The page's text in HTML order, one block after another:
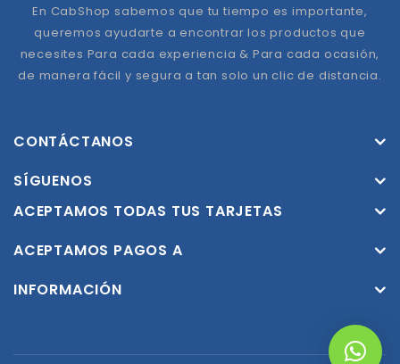
En CabShop sabemos que tu tiempo es importante,
queremos ayudarte a encontrar los productos que
necesites Para cada experiencia & Para cada ocasión,
de manera fácil y segura a tan solo un clic de distancia.
CONTÁCTANOS
SÍGUENOS
ACEPTAMOS TODAS TUS TARJETAS
ACEPTAMOS PAGOS A
INFORMACIÓN